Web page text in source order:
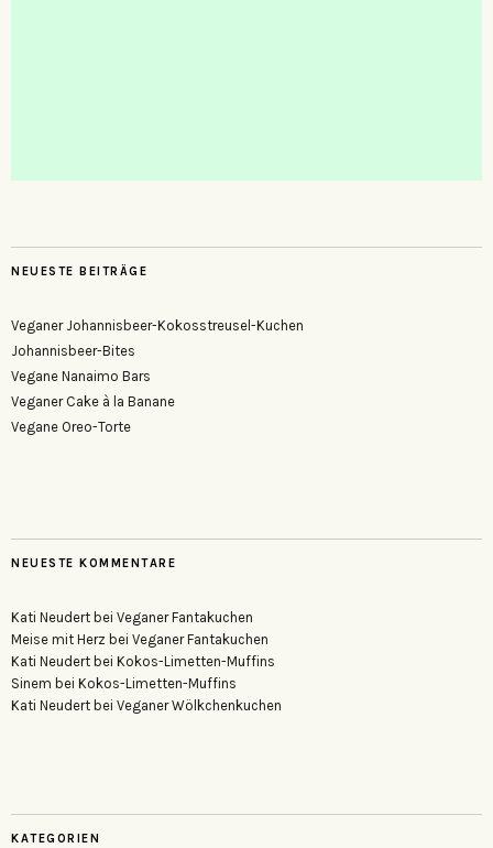
NEUESTE BEITRÄGE
Veganer Johannisbeer-Kokosstreusel-Kuchen
Johannisbeer-Bites
Vegane Nanaimo Bars
Veganer Cake à la Banane
Vegane Oreo-Torte
NEUESTE KOMMENTARE
Kati Neudert bei Veganer Fantakuchen
Meise mit Herz bei Veganer Fantakuchen
Kati Neudert bei Kokos-Limetten-Muffins
Sinem bei Kokos-Limetten-Muffins
Kati Neudert bei Veganer Wölkchenkuchen
KATEGORIEN